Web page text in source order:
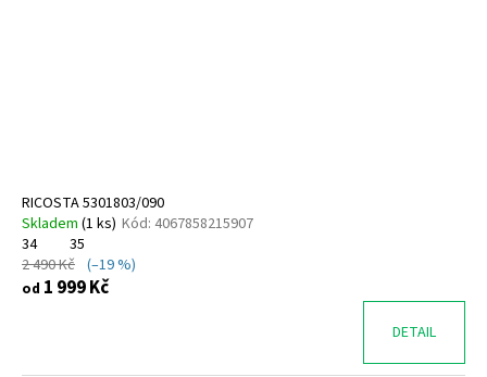
RICOSTA 5301803/090
Skladem (1 ks) Kód: 4067858215907
34
35
2 490 Kč (–19 %)
od 1 999 Kč
DETAIL